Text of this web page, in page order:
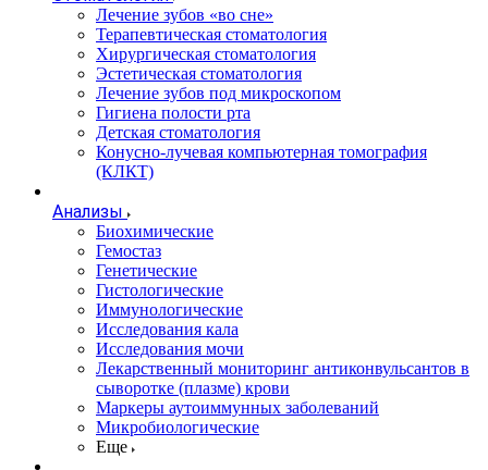
Лечение зубов «во сне»
Терапевтическая стоматология
Хирургическая стоматология
Эстетическая стоматология
Лечение зубов под микроскопом
Гигиена полости рта
Детская стоматология
Конусно-лучевая компьютерная томография
(КЛКТ)
Анализы
Биохимические
Гемостаз
Генетические
Гистологические
Иммунологические
Исследования кала
Исследования мочи
Лекарственный мониторинг антиконвульсантов в
сыворотке (плазме) крови
Маркеры аутоиммунных заболеваний
Микробиологические
Еще